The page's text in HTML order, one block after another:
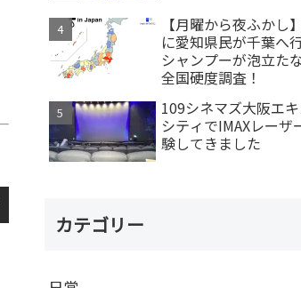
【月曜から夜ふかし
に愛知県民が千葉へ
シャンプーが泡立た
全国硬度調査！
109シネマズ大阪エ
シティでIMAXレーザ
験してきました
カテゴリー